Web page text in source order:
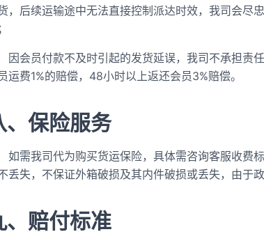
，后续运输途中无法直接控制派达时效，我司会尽
因会员付款不及时引起的发货延误，我司不承担责
运费1%的赔偿，48小时以上返还会员3%赔偿。
、保险服务
如需我司代为购买货运保险，具体需咨询客服收费
丢失，不保证外箱破损及其内件破损或丢失，由于
、赔付标准